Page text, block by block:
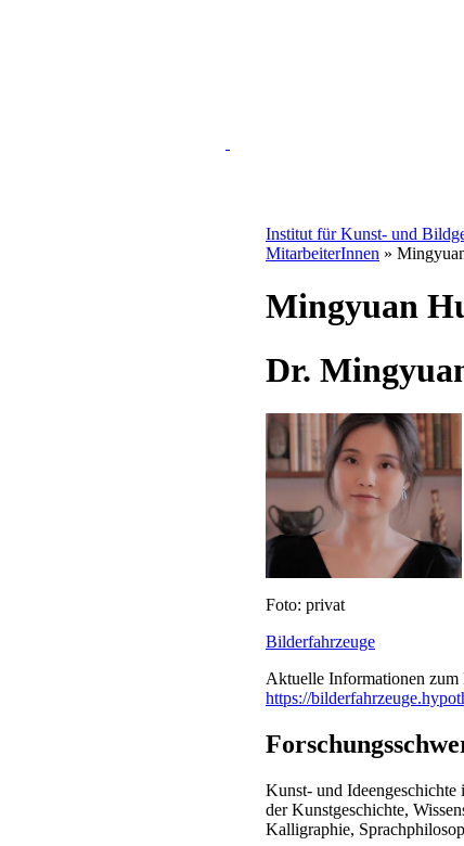
Institut für Kunst- und
MitarbeiterInnen »
Mingyuan
Dr.
Foto: privat
Bilderfahrzeuge
Aktuelle Informationen zum
https://
Kunst- und
der Kunstgeschichte,
Kalligraphie,